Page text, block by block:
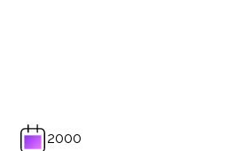
2000